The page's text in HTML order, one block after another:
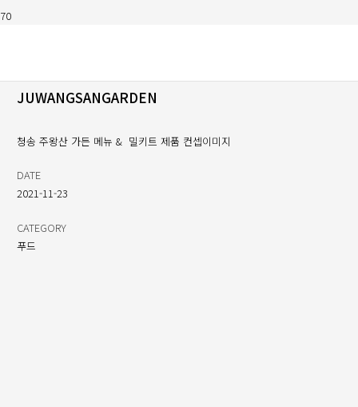
JUWANGSANGARDEN
청송 주왕산 가든 메뉴 & 밀키트 제품 컨셉이미지
DATE
2021-11-23
CATEGORY
푸드